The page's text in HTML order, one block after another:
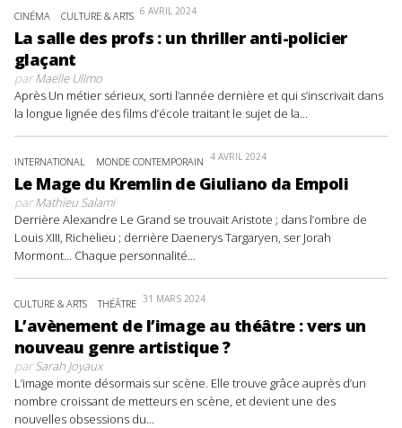
CINÉMA CULTURE & ARTS 6 AVRIL 2024
La salle des profs : un thriller anti-policier
glaçant
parMaëlle Ullmo
Après Un métier sérieux, sorti l’année dernière et qui s’inscrivait dans
la longue lignée des films d’école traitant le sujet de la...
INTERNATIONAL MONDE CONTEMPORAIN 4 AVRIL 2024
Le Mage du Kremlin de Giuliano da Empoli
parMathieu Salami
Derrière Alexandre Le Grand se trouvait Aristote ; dans l’ombre de
Louis XIII, Richelieu ; derrière Daenerys Targaryen, ser Jorah
Mormont… Chaque personnalité...
CULTURE & ARTS THÉÂTRE 31 MARS 2024
L’avènement de l’image au théâtre : vers un
nouveau genre artistique ?
parSarah Joyaux
L’image monte désormais sur scène. Elle trouve grâce auprès d’un
nombre croissant de metteurs en scène, et devient une des
nouvelles obsessions du...